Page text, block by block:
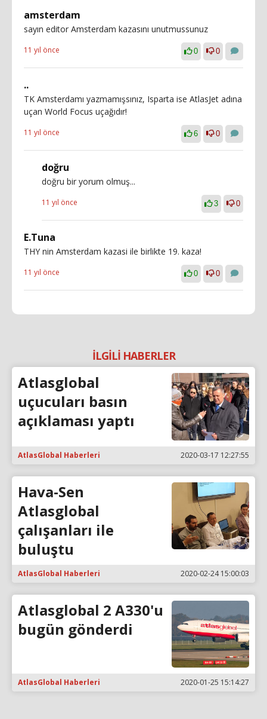
amsterdam
sayın editor Amsterdam kazasını unutmussunuz
11 yıl önce 0 0
..
TK Amsterdamı yazmamışsınız, Isparta ise AtlasJet adına
uçan World Focus uçağıdır!
11 yıl önce 6 0
doğru
doğru bir yorum olmuş...
11 yıl önce 3 0
E.Tuna
THY nin Amsterdam kazasi ile birlikte 19. kaza!
11 yıl önce 0 0
İLGİLİ HABERLER
Atlasglobal
uçucuları basın
açıklaması yaptı
AtlasGlobal Haberleri 2020-03-17 12:27:55
Hava-Sen
Atlasglobal
çalışanları ile
buluştu
AtlasGlobal Haberleri 2020-02-24 15:00:03
Atlasglobal 2 A330'u
bugün gönderdi
AtlasGlobal Haberleri 2020-01-25 15:14:27